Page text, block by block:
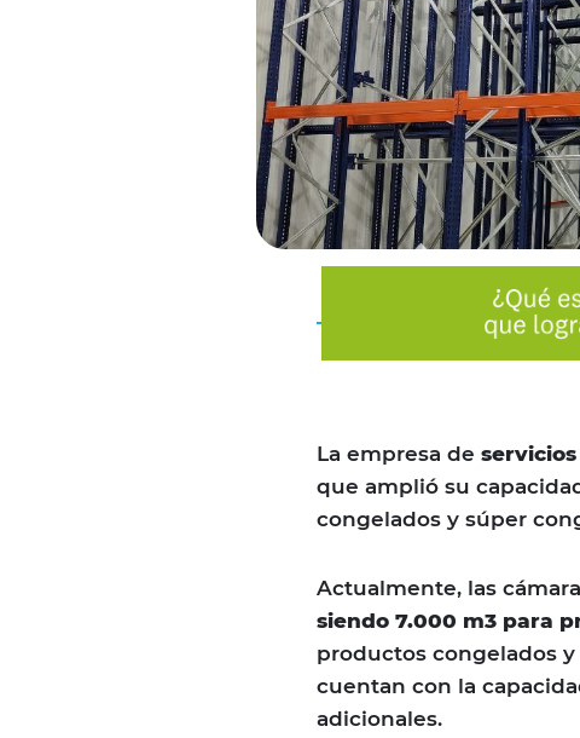
La empresa de
que amplió su
congelados y súper
Actualmente, las
siendo 7.000 m3 para
productos congelados
cuentan con la
adicionales.